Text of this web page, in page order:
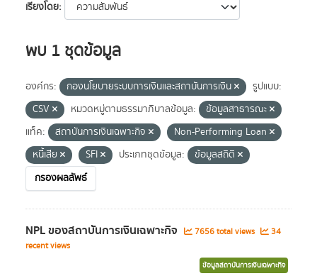
เรียงโดย
พบ 1 ชุดข้อมูล
องค์กร: กองนโยบายระบบการเงินและสถาบันการเงิน
รูปแบบ:
CSV
หมวดหมู่ตามธรรมาภิบาลข้อมูล:
ข้อมูลสาธารณะ
แท็ค:
สถาบันการเงินเฉพาะกิจ
Non-Performing Loan
หนี้เสีย
SFI ประเภทชุดข้อมูล:
ข้อมูลสถิติ
กรองผลลัพธ์
NPL ของสถาบันการเงินเฉพาะกิจ 7656 total views
34
recent views
ข้อมูลสถาบันการเงินเฉพาะกิจ